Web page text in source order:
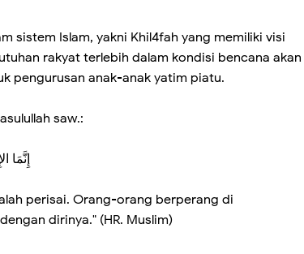
sistem Islam, yakni Khil4fah yang memiliki visi
rakyat terlebih dalam kondisi bencana akan
pengurusan anak-anak yatim piatu.
saw.:
إِنَّمَا
perisai. Orang-orang berperang di
dirinya." (HR. Muslim)